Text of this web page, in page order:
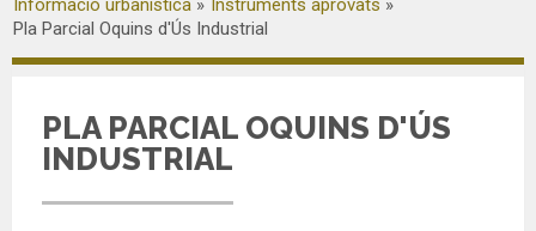
Informació urbanística
Instruments aprovats
Pla Parcial Oquins d'Ús Industrial
PLA PARCIAL OQUINS D'ÚS
INDUSTRIAL